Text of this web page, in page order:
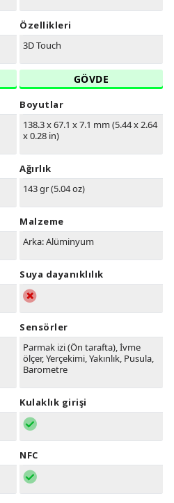
Özellikleri
3D Touch
GÖVDE
Boyutlar
138.3 x 67.1 x 7.1 mm (5.44 x 2.64
x 0.28 in)
Ağırlık
143 gr (5.04 oz)
Malzeme
Arka: Alüminyum
Suya dayanıklılık
Sensörler
Parmak izi (Ön tarafta), İvme
ölçer, Yerçekimi, Yakınlık, Pusula,
Barometre
Kulaklık girişi
NFC